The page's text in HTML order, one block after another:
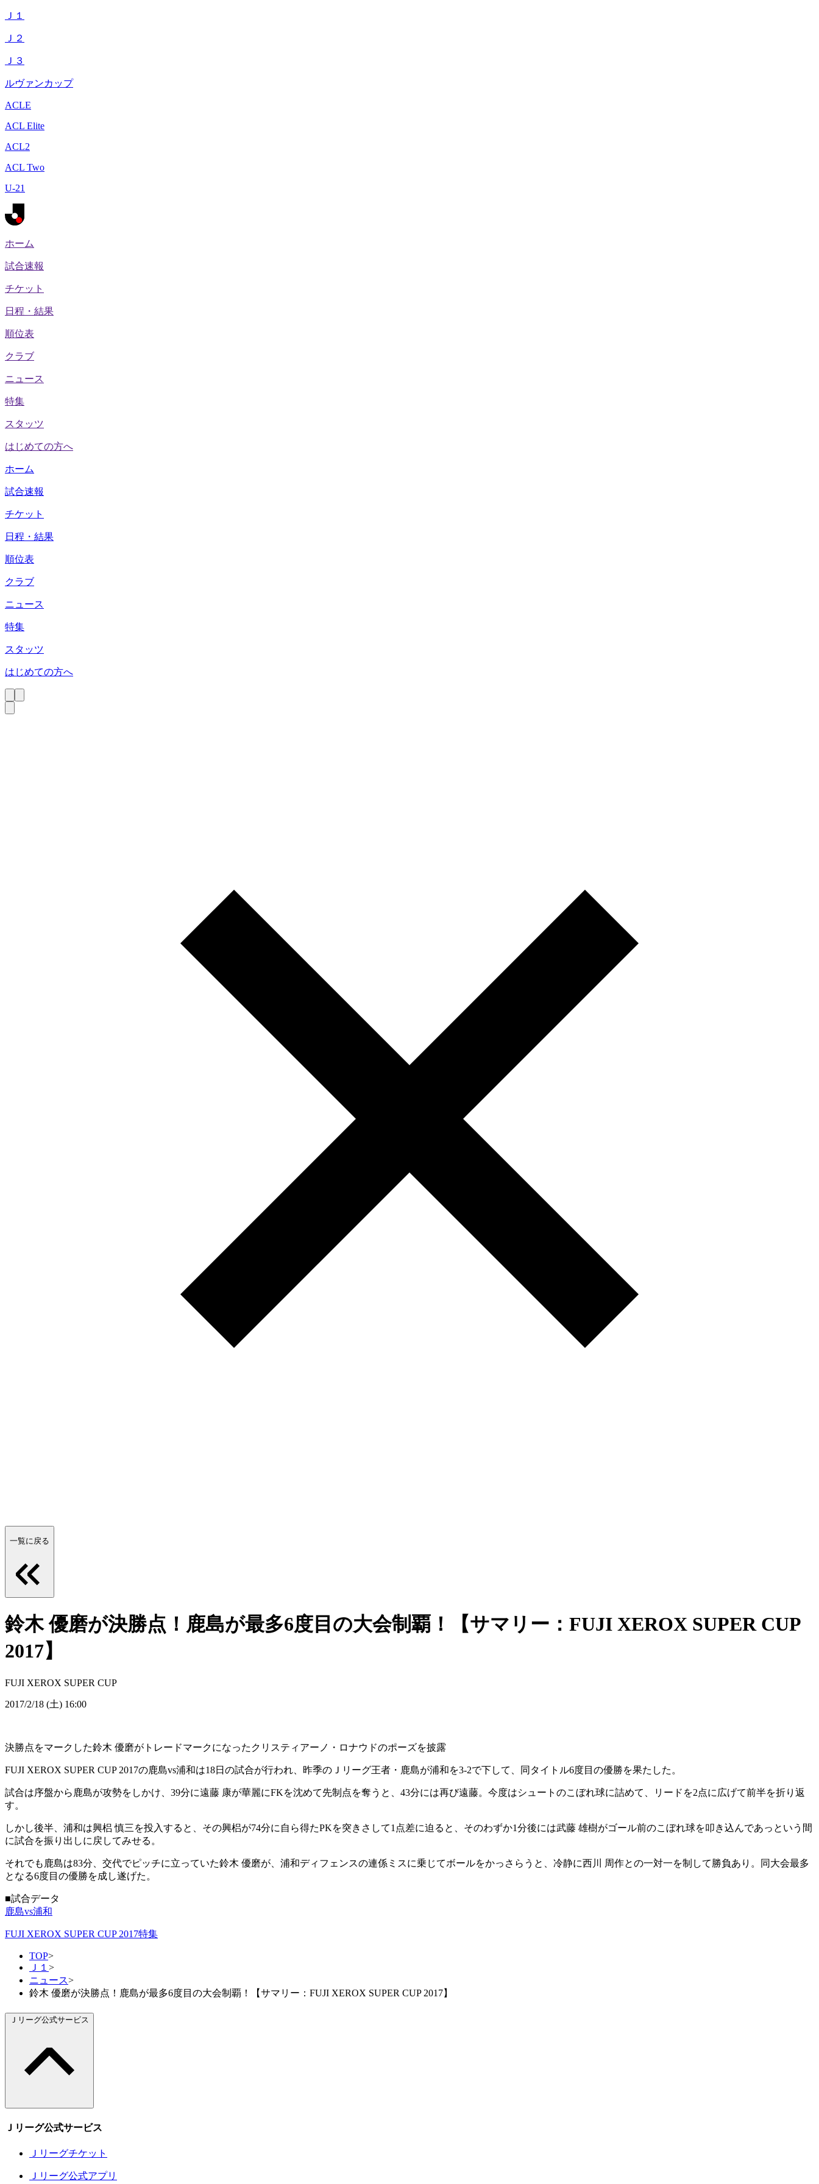
Ｊ１
Ｊ２
Ｊ３
ルヴァンカップ
ACLE
ACL Elite
ACL2
ACL Two
U-21
ホーム
試合速報
チケット
日程・結果
順位表
クラブ
ニュース
特集
スタッツ
はじめての方へ
ホーム
試合速報
チケット
日程・結果
順位表
クラブ
ニュース
特集
スタッツ
はじめての方へ
一覧に戻る
鈴木 優磨が決勝点！鹿島が最多6度目の大会制覇！【サマリー：FUJI XEROX SUPER CUP
2017】
FUJI XEROX SUPER CUP
2017/2/18 (土) 16:00
決勝点をマークした鈴木 優磨がトレードマークになったクリスティアーノ・ロナウドのポーズを披露
FUJI XEROX SUPER CUP 2017の鹿島vs浦和は18日の試合が行われ、昨季のＪリーグ王者・鹿島が浦和を3-2で下して、同タイトル6度目の優勝を果たした。
試合は序盤から鹿島が攻勢をしかけ、39分に遠藤 康が華麗にFKを沈めて先制点を奪うと、43分には再び遠藤。今度はシュートのこぼれ球に詰めて、リードを2点に広げて前半を折り返
す。
しかし後半、浦和は興梠 慎三を投入すると、その興梠が74分に自ら得たPKを突きさして1点差に迫ると、そのわずか1分後には武藤 雄樹がゴール前のこぼれ球を叩き込んであっという間
に試合を振り出しに戻してみせる。
それでも鹿島は83分、交代でピッチに立っていた鈴木 優磨が、浦和ディフェンスの連係ミスに乗じてボールをかっさらうと、冷静に西川 周作との一対一を制して勝負あり。同大会最多
となる6度目の優勝を成し遂げた。
■試合データ
鹿島vs浦和
FUJI XEROX SUPER CUP 2017特集
TOP>
Ｊ１ >
ニュース>
鈴木 優磨が決勝点！鹿島が最多6度目の大会制覇！【サマリー：FUJI XEROX SUPER CUP 2017】
Ｊリーグ公式サービス
Ｊリーグ公式サービス
Ｊリーグチケット
Ｊリーグ公式アプリ